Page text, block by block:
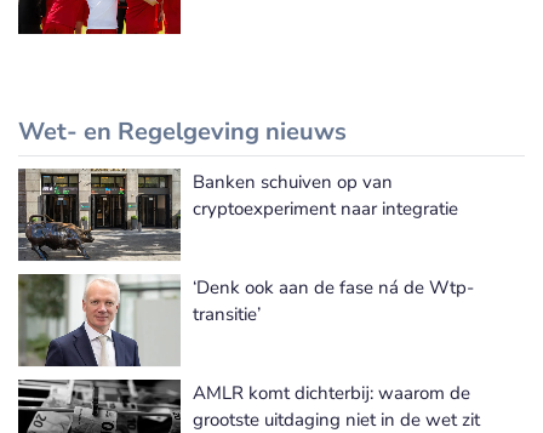
Wet- en Regelgeving nieuws
Meer Wet- en Regelgeving nieuws
Banken schuiven op van
cryptoexperiment naar integratie
‘Denk ook aan de fase ná de Wtp-
transitie’
AMLR komt dichterbij: waarom de
grootste uitdaging niet in de wet zit